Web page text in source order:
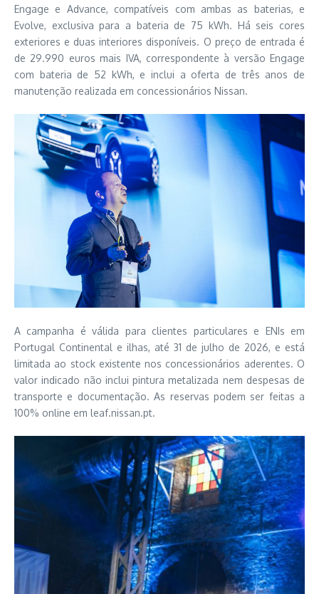
Engage e Advance, compatíveis com ambas as baterias, e
Evolve, exclusiva para a bateria de 75 kWh. Há seis cores
exteriores e duas interiores disponíveis. O preço de entrada é
de 29.990 euros mais IVA, correspondente à versão Engage
com bateria de 52 kWh, e inclui a oferta de três anos de
manutenção realizada em concessionários Nissan.
A campanha é válida para clientes particulares e ENIs em
Portugal Continental e ilhas, até 31 de julho de 2026, e está
limitada ao stock existente nos concessionários aderentes. O
valor indicado não inclui pintura metalizada nem despesas de
transporte e documentação. As reservas podem ser feitas a
100% online em leaf.nissan.pt.